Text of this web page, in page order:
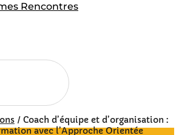
Rencontres
/ Coach d’équipe et d’organisation :
avec l’Approche Orientée